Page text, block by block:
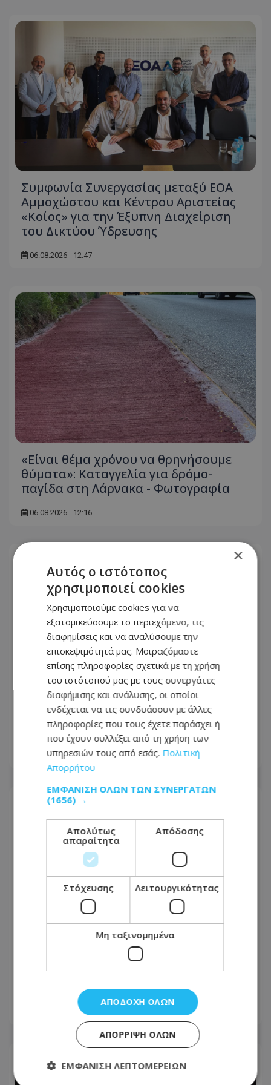
Συμφωνία Συνεργασίας μεταξύ ΕΟΑ
Αμμοχώστου και Κέντρου Αριστείας
«Κοίος» για την Έξυπνη Διαχείριση
του Δικτύου Ύδρευσης
06.08.2026 - 12:47
«Είναι θέμα χρόνου να θρηνήσουμε
θύματα»: Καταγγελία για δρόμο-
παγίδα στη Λάρνακα - Φωτογραφία
06.08.2026 - 12:16
Πρωτοσέλιδα εφημερίδων: Τι
γράφουν σήμερα Πέμπτη 6 Αυγούστου
06.08.2026 - 09:02
Καταγγελία πολίτη: Αυτό που συνέβη
στις θέσεις ΑμεΑ στη Λάρνακα
προκαλεί οργή - Φωτογραφία
06.08.2026 - 08:36
×
Αυτός ο ιστότοπος
χρησιμοποιεί cookies
Χρησιμοποιούμε cookies για να
εξατομικεύσουμε το περιεχόμενο, τις
διαφημίσεις και να αναλύσουμε την
επισκεψιμότητά μας. Μοιραζόμαστε
επίσης πληροφορίες σχετικά με τη χρήση
του ιστότοπού μας με τους συνεργάτες
διαφήμισης και ανάλυσης, οι οποίοι
ενδέχεται να τις συνδυάσουν με άλλες
πληροφορίες που τους έχετε παράσχει ή
που έχουν συλλέξει από τη χρήση των
υπηρεσιών τους από εσάς. Πολιτική
Απορρήτου
ΕΜΦΆΝΙΣΗ ΌΛΩΝ ΤΩΝ ΣΥΝΕΡΓΑΤΏΝ
(1656) →
Απολύτως
απαραίτητα
Απόδοσης
Στόχευσης Λειτουργικότητας
Μη ταξινομημένα
ΑΠΟΔΟΧΉ ΌΛΩΝ
ΑΠΌΡΡΙΨΗ ΌΛΩΝ
ΕΜΦΆΝΙΣΗ ΛΕΠΤΟΜΕΡΕΙΏΝ